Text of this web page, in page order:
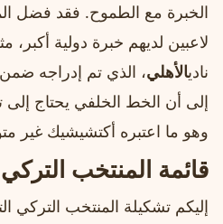
الخبرة مع الطموح. فقد فضل
لاعبين لديهم خبرة دولية أكبر،
ناديالأهلي، الذي تم إدراجه ضمن
إلى أن الخط الخلفي يحتاج
وهو ما اعتبره أكتشيشيك غير
قائمة المنتخب التركي
إليكم تشكيلة المنتخب التركي